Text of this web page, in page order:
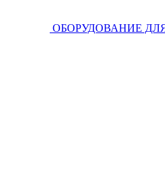
ОБОРУДОВАНИЕ